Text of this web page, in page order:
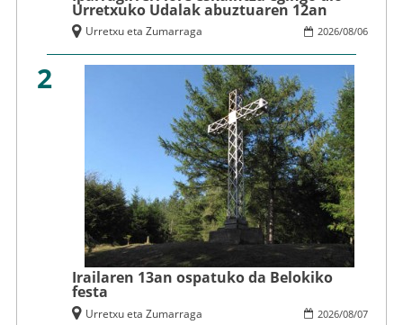
Urretxuko Udalak abuztuaren 12an
2026/08/06
Urretxu eta Zumarraga
2
Irailaren 13an ospatuko da Belokiko
festa
2026/08/07
Urretxu eta Zumarraga